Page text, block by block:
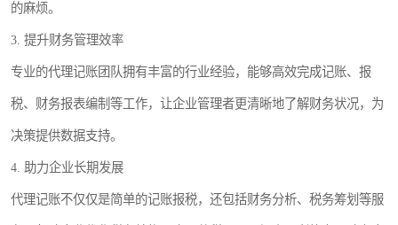
的麻烦。
3. 提升财务管理效率
专业的代理记账团队拥有丰富的行业经验，能够高效完成记账、报
税、财务报表编制等工作，让企业管理者更清晰地了解财务状况，为
决策提供数据支持。
4. 助力企业长期发展
代理记账不仅仅是简单的记账报税，还包括财务分析、税务筹划等服